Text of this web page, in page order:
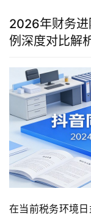
2026年财务
例深度对比解
在当前税务环境日